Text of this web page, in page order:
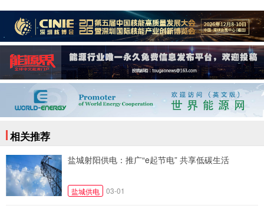
相关推荐
盐城射阳供电：推广“e起节电” 共享低碳生活
盐城供电 03-01